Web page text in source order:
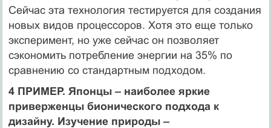
Сейчас эта технология тестируется для создания
новых видов процессоров. Хотя это еще только
эксперимент, но уже сейчас он позволяет
сэкономить потребление энергии на 35% по
сравнению со стандартным подходом.
4 ПРИМЕР. Японцы – наиболее яркие
приверженцы бионического подхода к
дизайну. Изучение природы –